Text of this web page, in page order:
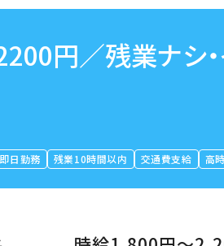
円／残業ナシ・
即日勤務 残業10時間以内 交通費支給 高